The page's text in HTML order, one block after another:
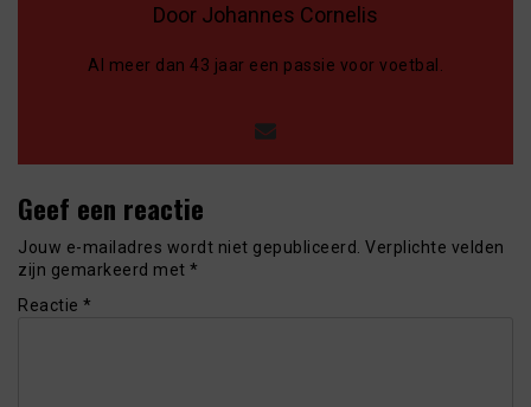
Door Johannes Cornelis
Al meer dan 43 jaar een passie voor voetbal.
Geef een reactie
Jouw e-mailadres wordt niet gepubliceerd. Verplichte velden
zijn gemarkeerd met *
Reactie *